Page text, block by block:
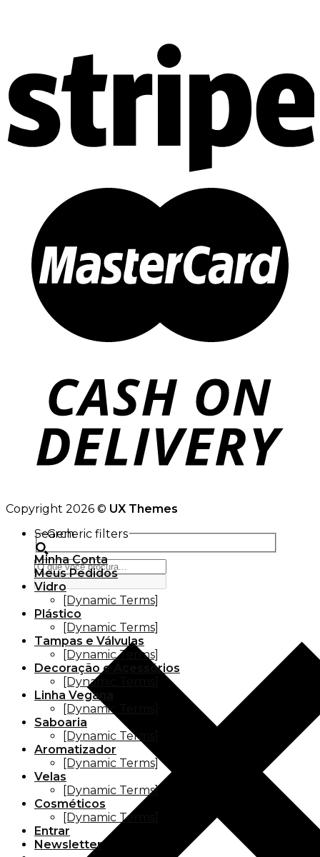
Copyright 2026 © UX Themes
Search
Generic filters
Minha Conta
Meus Pedidos
Vidro
[Dynamic Terms]
Plástico
[Dynamic Terms]
Tampas e Válvulas
[Dynamic Terms]
Decoração e Acessórios
[Dynamic Terms]
Linha Vegana
[Dynamic Terms]
Saboaria
[Dynamic Terms]
Aromatizador
[Dynamic Terms]
Velas
[Dynamic Terms]
Cosméticos
[Dynamic Terms]
Entrar
Newsletter